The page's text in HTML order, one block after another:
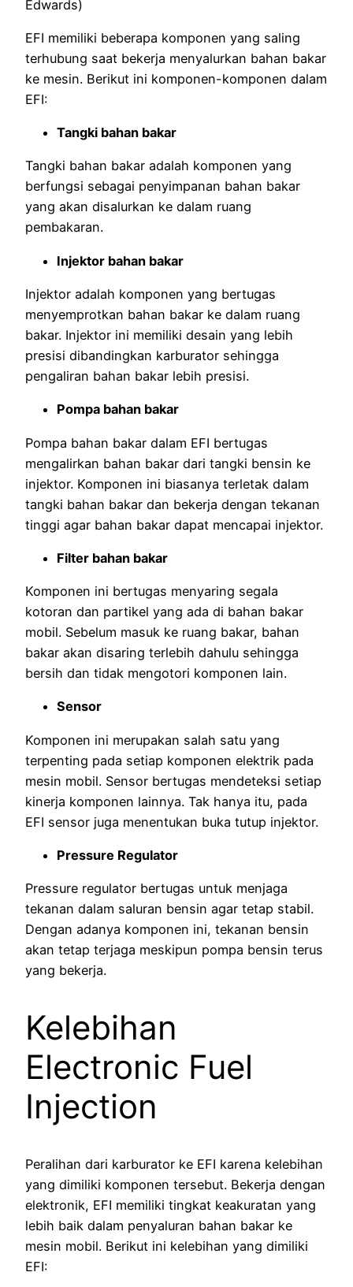
Edwards)
EFI memiliki beberapa komponen yang saling
terhubung saat bekerja menyalurkan bahan bakar
ke mesin. Berikut ini komponen-komponen dalam
EFI:
Tangki bahan bakar
Tangki bahan bakar adalah komponen yang
berfungsi sebagai penyimpanan bahan bakar
yang akan disalurkan ke dalam ruang
pembakaran.
Injektor bahan bakar
Injektor adalah komponen yang bertugas
menyemprotkan bahan bakar ke dalam ruang
bakar. Injektor ini memiliki desain yang lebih
presisi dibandingkan karburator sehingga
pengaliran bahan bakar lebih presisi.
Pompa bahan bakar
Pompa bahan bakar dalam EFI bertugas
mengalirkan bahan bakar dari tangki bensin ke
injektor. Komponen ini biasanya terletak dalam
tangki bahan bakar dan bekerja dengan tekanan
tinggi agar bahan bakar dapat mencapai injektor.
Filter bahan bakar
Komponen ini bertugas menyaring segala
kotoran dan partikel yang ada di bahan bakar
mobil. Sebelum masuk ke ruang bakar, bahan
bakar akan disaring terlebih dahulu sehingga
bersih dan tidak mengotori komponen lain.
Sensor
Komponen ini merupakan salah satu yang
terpenting pada setiap komponen elektrik pada
mesin mobil. Sensor bertugas mendeteksi setiap
kinerja komponen lainnya. Tak hanya itu, pada
EFI sensor juga menentukan buka tutup injektor.
Pressure Regulator
Pressure regulator bertugas untuk menjaga
tekanan dalam saluran bensin agar tetap stabil.
Dengan adanya komponen ini, tekanan bensin
akan tetap terjaga meskipun pompa bensin terus
yang bekerja.
Kelebihan
Electronic Fuel
Injection
Peralihan dari karburator ke EFI karena kelebihan
yang dimiliki komponen tersebut. Bekerja dengan
elektronik, EFI memiliki tingkat keakuratan yang
lebih baik dalam penyaluran bahan bakar ke
mesin mobil. Berikut ini kelebihan yang dimiliki
EFI: